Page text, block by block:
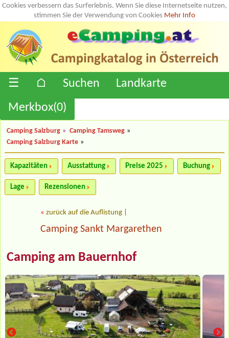
Cookies verbessern das Surferlebnis. Wenn Sie diese Internetseite nutzen,
stimmen Sie der Verwendung von Cookies Mehr Info
☰ ⌂ Suchen
Landkarte
Merkbox(0)
Camping Salzburg » Camping Tamsweg »
Camping Salzburg Karte »
Kapazitäten Ausstattung Preise 2025 Buchung
Lage Rezensionen
« zurück auf die Auflistung
Camping Sankt Margarethen
Camping am Bauernhof